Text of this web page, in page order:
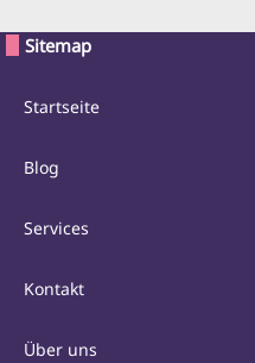
Sitemap
Startseite
Blog
Services
Kontakt
Über uns